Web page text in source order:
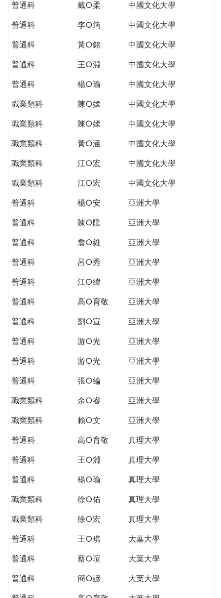
普通科
戴○柔
中國文化大學
普通科
李○筠
中國文化大學
普通科
黃○銘
中國文化大學
普通科
王○淵
中國文化大學
普通科
楊○瑜
中國文化大學
職業類科
陳○媃
中國文化大學
職業類科
陳○媃
中國文化大學
職業類科
黃○涵
中國文化大學
職業類科
江○宏
中國文化大學
職業類科
江○宏
中國文化大學
普通科
楊○安
亞洲大學
普通科
陳○陞
亞洲大學
普通科
詹○維
亞洲大學
普通科
呂○秀
亞洲大學
普通科
江○緯
亞洲大學
普通科
高○育敬
亞洲大學
普通科
劉○宣
亞洲大學
普通科
游○光
亞洲大學
普通科
游○光
亞洲大學
普通科
張○綸
亞洲大學
職業類科
余○睿
亞洲大學
職業類科
賴○文
亞洲大學
普通科
高○育敬
真理大學
普通科
王○淵
真理大學
普通科
楊○瑜
真理大學
職業類科
徐○佑
真理大學
職業類科
徐○宏
真理大學
普通科
王○琪
大葉大學
普通科
蔡○瑄
大葉大學
普通科
簡○諺
大葉大學